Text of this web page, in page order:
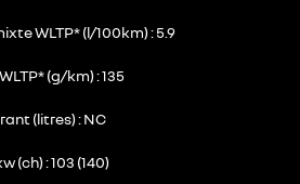
WLTP* (l/100km) 5.9
(g/km) 135
(litres) NC
(ch) 103 (140)